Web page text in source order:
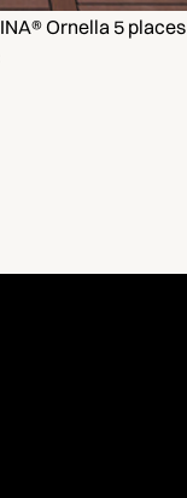
Ornella 5 places